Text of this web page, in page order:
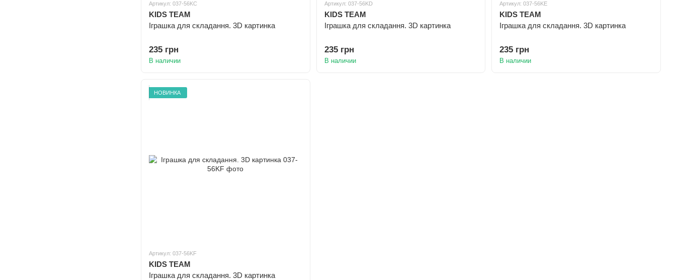
Артикул: 037-56KC
KIDS TEAM
Іграшка для складання. 3D картинка
235 грн
В наличии
Артикул: 037-56KD
KIDS TEAM
Іграшка для складання. 3D картинка
235 грн
В наличии
Артикул: 037-56KE
KIDS TEAM
Іграшка для складання. 3D картинка
235 грн
В наличии
НОВИНКА
Артикул: 037-56KF
KIDS TEAM
Іграшка для складання. 3D картинка